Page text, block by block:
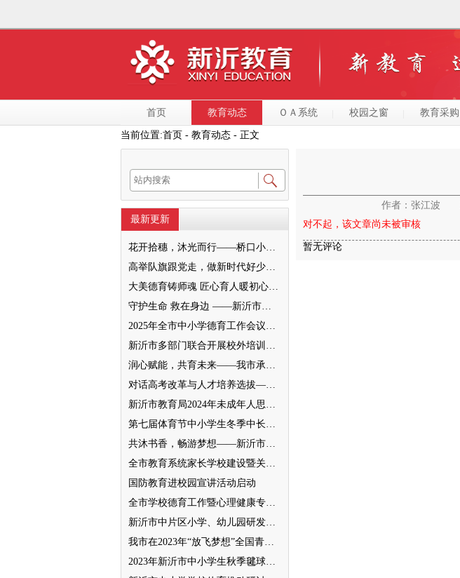
首页 教育动态 ＯＡ系统 校园之窗 教育采购
当前位置:首页 - 教育动态 - 正文
最新更新
花开拾穗，沐光而行——桥口小学“大美德育之家校和美”暨2022级十岁成长仪式圆满举行
高举队旗跟党走，做新时代好少年—— 新沂市唐店第二小学六一文艺汇演圆满落幕
大美德育铸师魂 匠心育人暖初心 ——墨河中心小学第一期班主任培训活动圆满举行
守护生命 救在身边 ——新沂市新安小学一分校急救知识培训
2025年全市中小学德育工作会议召开
新沂市多部门联合开展校外培训机构专项整治行动
润心赋能，共育未来——我市承办徐州市“润心”行动暨家庭教育宣传周展示活动
对话高考改革与人才培养选拔——我与清北教授面对面
新沂市教育局2024年未成年人思想道德建设工作品牌——家校共育新活力“5A家庭教育陪跑行动”
第七届体育节中小学生冬季中长跑、跳绳比赛举行
共沐书香，畅游梦想——新沂市缔造完美教室名师工作室到唐店尚营小学捐赠图书
全市教育系统家长学校建设暨关工委优质化创建工作推进会召开
国防教育进校园宣讲活动启动
全市学校德育工作暨心理健康专项督导迎检会议召开
新沂市中片区小学、幼儿园研发卓越课程暨班主任素养提升培训活动举行
我市在2023年“放飞梦想”全国青少年纸飞机教育竞赛（江苏省总决赛）获得佳绩
2023年新沂市中小学生秋季毽球比赛举行
作者：张江波
对不起，该文章尚未被审核
暂无评论